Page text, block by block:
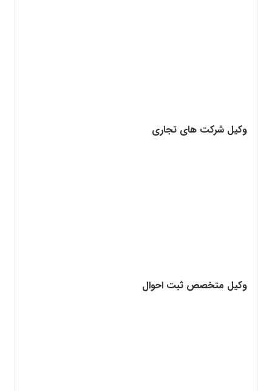
وکیل شرکت های تجاری
وکیل متخصص ثبت احوال